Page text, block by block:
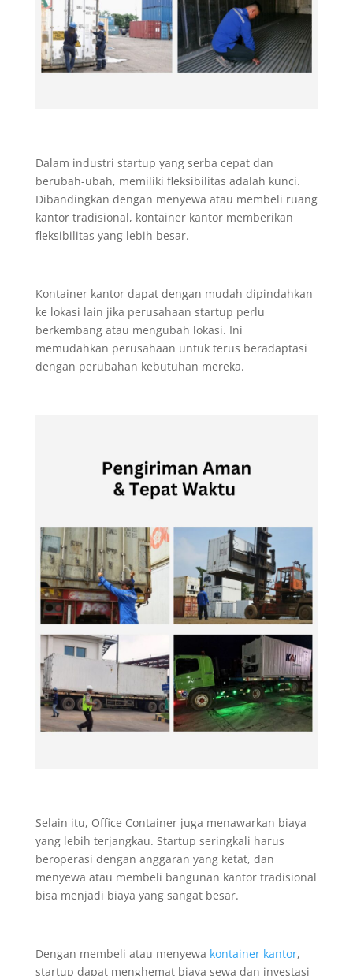
Dalam industri startup yang serba cepat dan
berubah-ubah, memiliki fleksibilitas adalah kunci.
Dibandingkan dengan menyewa atau membeli ruang
kantor tradisional, kontainer kantor memberikan
fleksibilitas yang lebih besar.
Kontainer kantor dapat dengan mudah dipindahkan
ke lokasi lain jika perusahaan startup perlu
berkembang atau mengubah lokasi. Ini
memudahkan perusahaan untuk terus beradaptasi
dengan perubahan kebutuhan mereka.
Selain itu, Office Container juga menawarkan biaya
yang lebih terjangkau. Startup seringkali harus
beroperasi dengan anggaran yang ketat, dan
menyewa atau membeli bangunan kantor tradisional
bisa menjadi biaya yang sangat besar.
Dengan membeli atau menyewa kontainer kantor,
startup dapat menghemat biaya sewa dan investasi